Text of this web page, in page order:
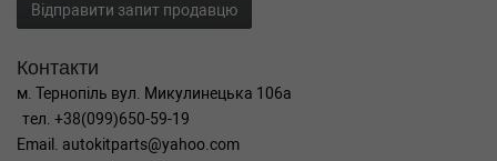
Відправити запит продавцю
Контакти
м. Тернопіль вул. Микулинецька 106а
тел. +38(099)650-59-19
Email. autokitparts@yahoo.com